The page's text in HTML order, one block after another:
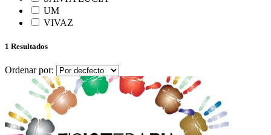
UM
VIVAZ
1 Resultados
Ordenar por: